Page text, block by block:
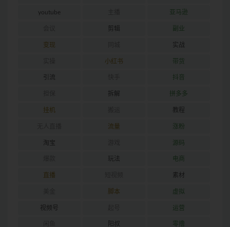
youtube 亚马逊
剪辑 副业
变现 实战
小红书 带货
引流 抖音
拆解 拼多多
挂机 教程
流量 涨粉
淘宝 源码
玩法 电商
直播 素材
脚本 虚拟
视频号 运营
阳叔 零撸